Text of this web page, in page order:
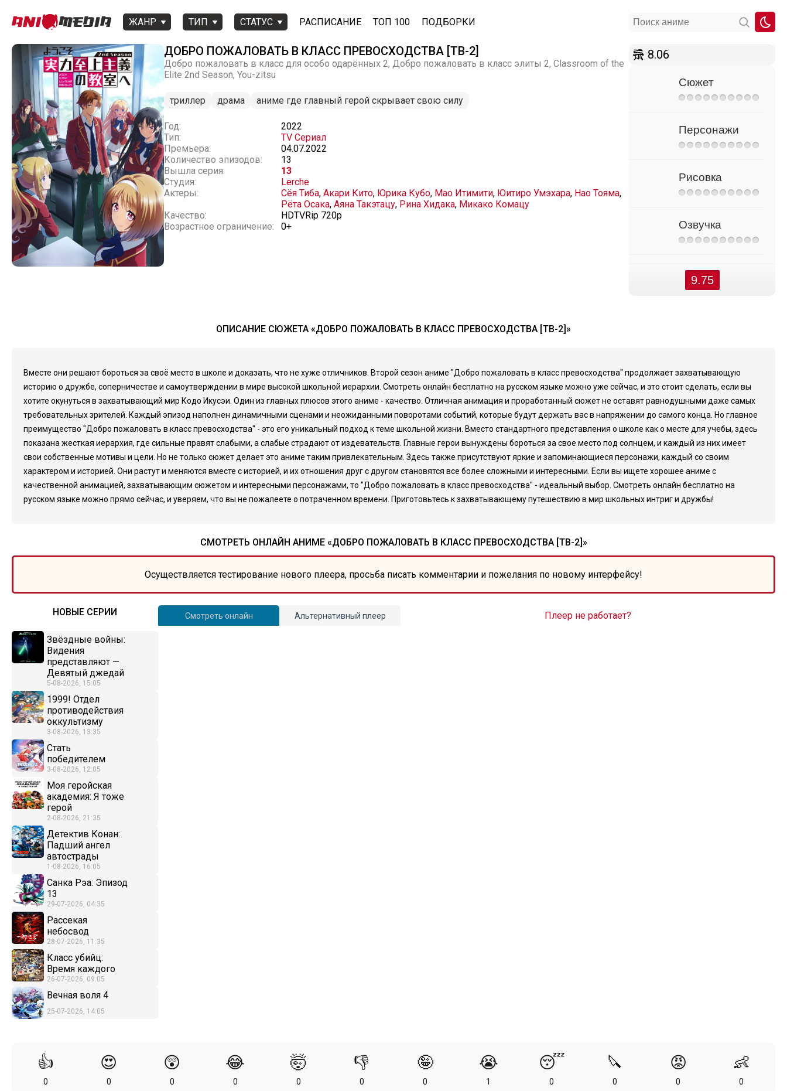
ЖАНР ТИП СТАТУС РАСПИСАНИЕ ТОП 100 ПОДБОРКИ
ДОБРО ПОЖАЛОВАТЬ В КЛАСС ПРЕВОСХОДСТВА [ТВ-2]
Добро пожаловать в класс для особо одарённых 2, Добро пожаловать в класс элиты 2, Classroom of the
Elite 2nd Season, You-zitsu
триллер драма аниме где главный герой скрывает свою силу
Год:
2022
Тип:
TV Сериал
Премьера:
04.07.2022
Количество эпизодов:
13
Вышла серия:
13
Студия:
Lerche
Актеры:
Сёя Тиба, Акари Кито, Юрика Кубо, Мао Итимити, Юитиро Умэхара, Нао Тояма,
Рёта Осака, Аяна Такэтацу, Рина Хидака, Микако Комацу
Качество:
HDTVRip 720p
Возрастное ограничение:
0+
8.06
Сюжет
Персонажи
Рисовка
Озвучка
9.75
ОПИСАНИЕ СЮЖЕТА «ДОБРО ПОЖАЛОВАТЬ В КЛАСС ПРЕВОСХОДСТВА [ТВ-2]»
Вместе они решают бороться за своё место в школе и доказать, что не хуже отличников. Второй сезон аниме "Добро пожаловать в класс превосходства" продолжает захватывающую
историю о дружбе, соперничестве и самоутверждении в мире высокой школьной иерархии. Смотреть онлайн бесплатно на русском языке можно уже сейчас, и это стоит сделать, если вы
хотите окунуться в захватывающий мир Кодо Икусэи. Один из главных плюсов этого аниме - качество. Отличная анимация и проработанный сюжет не оставят равнодушными даже самых
требовательных зрителей. Каждый эпизод наполнен динамичными сценами и неожиданными поворотами событий, которые будут держать вас в напряжении до самого конца. Но главное
преимущество "Добро пожаловать в класс превосходства" - это его уникальный подход к теме школьной жизни. Вместо стандартного представления о школе как о месте для учебы, здесь
показана жесткая иерархия, где сильные правят слабыми, а слабые страдают от издевательств. Главные герои вынуждены бороться за свое место под солнцем, и каждый из них имеет
свои собственные мотивы и цели. Но не только сюжет делает это аниме таким привлекательным. Здесь также присутствуют яркие и запоминающиеся персонажи, каждый со своим
характером и историей. Они растут и меняются вместе с историей, и их отношения друг с другом становятся все более сложными и интересными. Если вы ищете хорошее аниме с
качественной анимацией, захватывающим сюжетом и интересными персонажами, то "Добро пожаловать в класс превосходства" - идеальный выбор. Смотреть онлайн бесплатно на
русском языке можно прямо сейчас, и уверяем, что вы не пожалеете о потраченном времени. Приготовьтесь к захватывающему путешествию в мир школьных интриг и дружбы!
СМОТРЕТЬ ОНЛАЙН АНИМЕ «ДОБРО ПОЖАЛОВАТЬ В КЛАСС ПРЕВОСХОДСТВА [ТВ-2]»
Осуществляется тестирование нового плеера, просьба писать комментарии и пожелания по новому интерфейсу!
НОВЫЕ СЕРИИ
Звёздные войны:
Видения
представляют —
Девятый джедай
5-08-2026, 15:05
1999! Отдел
противодействия
оккультизму
3-08-2026, 13:35
Стать
победителем
3-08-2026, 12:05
Моя геройская
академия: Я тоже
герой
2-08-2026, 21:35
Детектив Конан:
Падший ангел
автострады
1-08-2026, 16:05
Санка Рэа: Эпизод
13
29-07-2026, 04:35
Рассекая
небосвод
28-07-2026, 11:35
Класс убийц:
Время каждого
26-07-2026, 09:05
Вечная воля 4
25-07-2026, 14:05
Смотреть онлайн Альтернативный плеер Плеер не работает?
👍
0
😍
0
😲
0
😂
0
🤯
0
👎
0
🤪
0
😭
1
😴
0
🔪
0
😡
0
👶
0